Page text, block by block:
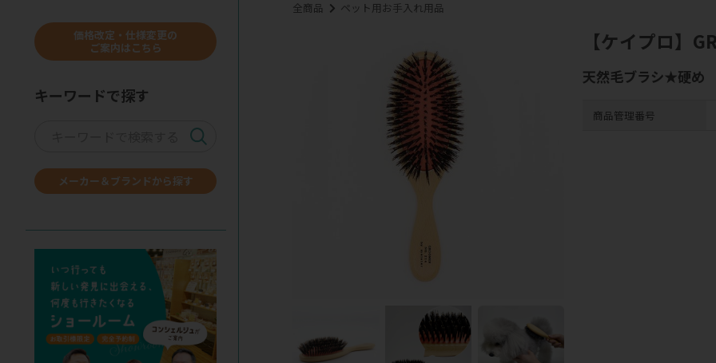
全商品 ペット用お手入れ用品
【ケイプロ】
天然毛ブラシ★硬め
商品管理番号
価格改定・仕様変更の
ご案内はこちら
キーワードで探す
メーカー＆ブランドから探す